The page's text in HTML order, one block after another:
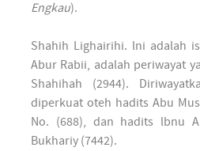
Engkau).
Shahih Lighairihi. lni adalah
Abur Rabii, adalah periwayat
Shahihah (2944).
diperkuat oteh hadits Abu
No. (688), dan hadits lbnu
Bukhariy (7442).